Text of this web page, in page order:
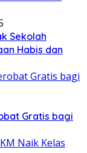
Sekolah
Habis dan
Gratis bagi